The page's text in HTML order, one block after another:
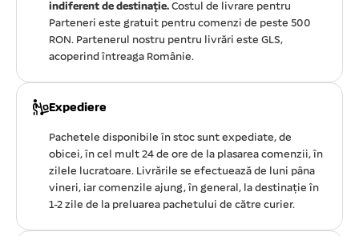
indiferent de destinație. Costul de livrare pentru
Parteneri este gratuit pentru comenzi de peste 500
RON. Partenerul nostru pentru livrări este GLS,
acoperind întreaga Românie.
Expediere
Pachetele disponibile în stoc sunt expediate, de
obicei, în cel mult 24 de ore de la plasarea comenzii, în
zilele lucratoare. Livrările se efectuează de luni pâna
vineri, iar comenzile ajung, în general, la destinație în
1-2 zile de la preluarea pachetului de către curier.